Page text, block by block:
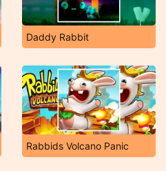
Daddy Rabbit
Rabbids Volcano Panic